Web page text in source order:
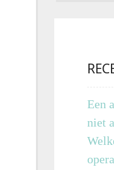
Een
niet